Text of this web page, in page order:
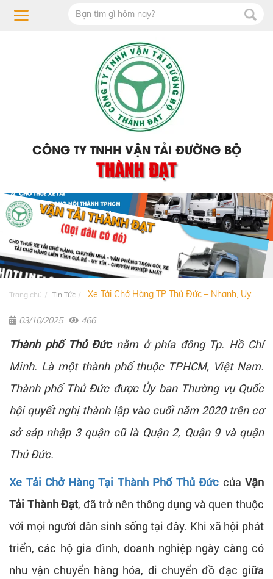
CÔNG TY TNHH VẬN TẢI ĐƯỜNG BỘ
THÀNH ĐẠT
Trang chủ Tin Tức Xe Tải Chở Hàng TP Thủ Đức – Nhanh, Uy...
03/10/2025 466
Thành phố Thủ Đứcnằm ở phía đông Tp. Hồ Chí
Minh. Là một thành phố thuộc TPHCM, Việt Nam.
Thành phố Thủ Đức được Ủy ban Thường vụ Quốc
hội quyết nghị thành lập vào cuối năm 2020 trên cơ
sở sáp nhập 3 quận cũ là Quận 2, Quận 9 và quận
Thủ Đức.
Xe Tải Chở Hàng Tại Thành Phố Thủ Đức của Vận
Tải Thành Đạt, đã trở nên thông dụng và quen thuộc
với mọi người dân sinh sống tại đây. Khi xã hội phát
triển, các hộ gia đình, doanh nghiệp ngày càng có
nhu vận chuyển hàng hóa, di chuyển đồ đạc giữa